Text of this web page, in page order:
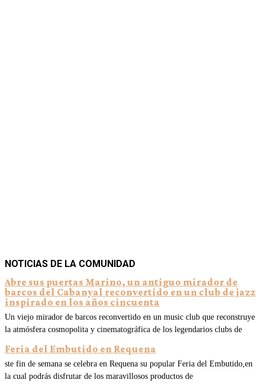
NOTICIAS DE LA COMUNIDAD
Abre sus puertas Marino, un antiguo mirador de
barcos del Cabanyal reconvertido en un club de jazz
inspirado en los años cincuenta
Un viejo mirador de barcos reconvertido en un music club que reconstruye
la atmósfera cosmopolita y cinematográfica de los legendarios clubs de
Feria del Embutido en Requena
ste fin de semana se celebra en Requena su popular Feria del Embutido,en
la cual podrás disfrutar de los maravillosos productos de